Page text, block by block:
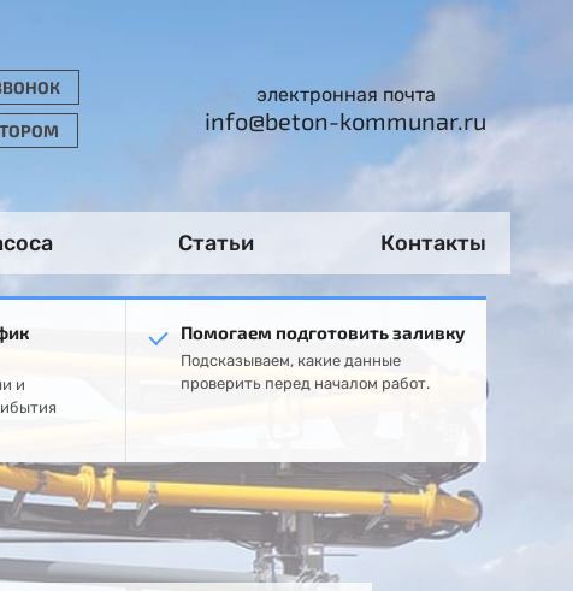
электронная почта
info@beton-kommunar.ru
Статьи Контакты
и
Помогаем подготовить заливку
Подсказываем, какие данные
проверить перед началом работ.